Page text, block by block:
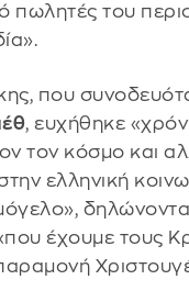
πωλητές του
που
, ευχήθηκε
τον κόσμο και
ελληνική
έχουμε τους